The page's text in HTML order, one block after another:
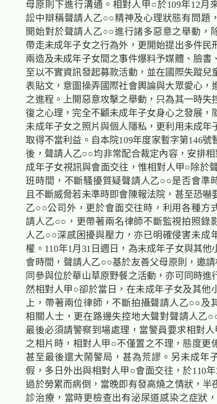
母原則下進行溝通。相對人甲○於109年12月
訟中辯稱聲請人乙○○精神及心理狀態有問題
開始對於聲請人乙○○進行諸多惡意之舉動，
帶走未成年子女之行為外，更開始提出多件民
兩造及未成年子女間之事件爆料予媒體、臉書
至以不實資訊發起募款活動，並在國際失蹤兒
表貼文，意圖操弄國際社會輿論與大眾愛心，
之進程。上開惡意攻擊之舉動，只為其一時失
復之心理，完全不顧未成年子女身心之發展，
未成年子女之照片與個人隱私，更利用未成年
取得不當利益。自本院109年度家暫字第146號
後，聲請人乙○○均非常配合裁定內容，安排
成年子女視訊與會面交往，惟相對人甲○除於
班時間，不斷騷擾質疑聲請人乙○○是否會準
且不斷威脅若未準時即會陳報法院，甚至恐嚇
乙○○公司外，更於會面交往時，利用各種方
請人乙○○，更帶著兩名律師不斷監視拍照錄
人乙○○深感困擾與壓力，亦已明確侵害未成
權。110年1月31日週日，為未成年子女與其他
會時間，聲請人乙○○基於友善父母原則，邀
同參與位於華山草原野餐之活動，亦可同時進
然相對人甲○卻於當日，在未成年子女及其他
上，帶著兩位律師，不斷拍攝聲請人乙○○及
相關人士，更在路邊失控地大聲對聲請人乙
最後必須請警察到場處理，當警員要求相對
之相片時，相對人甲○不僅置之不理，態度更
甚至最後還大鬧警局，甚為荒謬。另未成年
假，多日外出與相對人甲○會面交往，於110
過於勞累而病倒，當晚即有發高燒之情狀，半
診治療，當時更檢查出有泌尿道感染之症狀